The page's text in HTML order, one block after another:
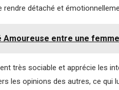
rendre détaché et
Amoureuse entre une
très sociable et apprécie les
les opinions des autres, ce qui